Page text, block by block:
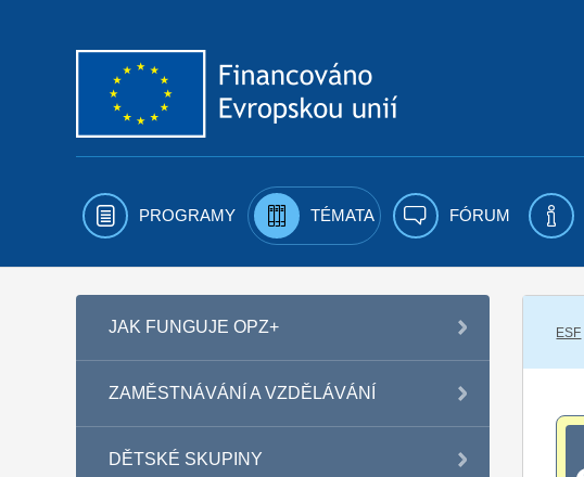
PROGRAMY TÉMATA FÓRUM
JAK FUNGUJE OPZ+
ZAMĚSTNÁVÁNÍ A VZDĚLÁVÁNÍ
DĚTSKÉ SKUPINY
ESF